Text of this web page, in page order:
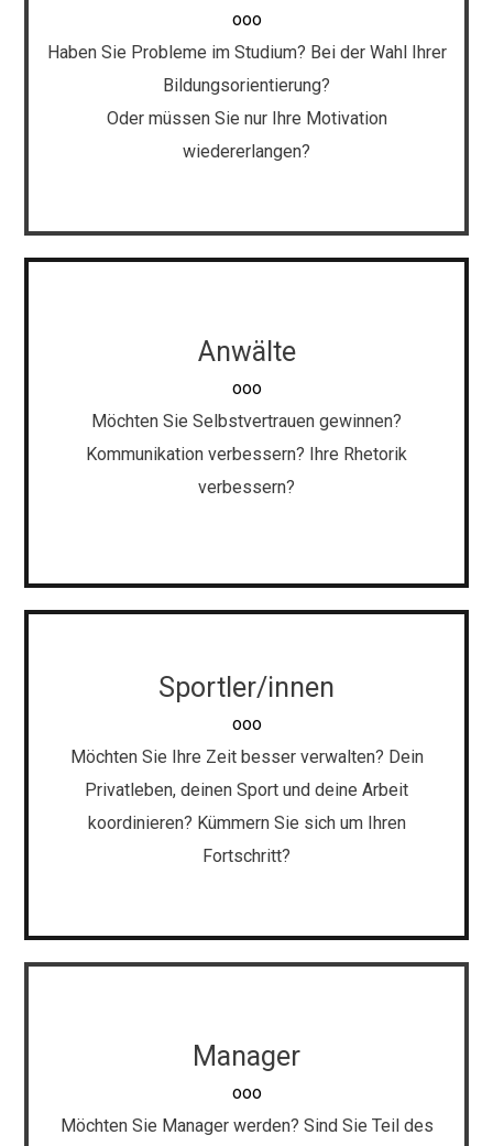
ooo
Haben Sie Probleme im Studium? Bei der Wahl Ihrer
Bildungsorientierung?
Oder müssen Sie nur Ihre Motivation
wiedererlangen?
Face-to-Face-Coaching
Dank unseres angepassten pädagogischen Ansatzes
bauen wir gemeinsam die Grundlagen für Ihren
eigenen Erfolg.
Anwälte
ooo
Möchten Sie Selbstvertrauen gewinnen?
Kommunikation verbessern? Ihre Rhetorik
verbessern?
Face-to-Face-Coaching
Durch unsere Einzelgespräche helfen wir Ihnen, Ihre
Ziele zu erreichen.
Sportler/innen
ooo
Möchten Sie Ihre Zeit besser verwalten? Dein
Privatleben, deinen Sport und deine Arbeit
koordinieren? Kümmern Sie sich um Ihren
Fortschritt?
Face-to-Face & Gruppencoaching
gemeinsam verfolgen werden. Der Marathon beginnt
Manager
ooo
Möchten Sie Manager werden? Sind Sie Teil des